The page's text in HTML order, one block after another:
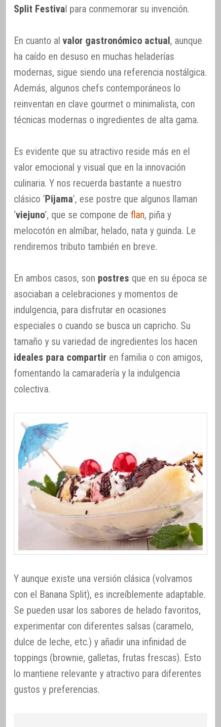
Split Festival para conmemorar su invención.
En cuanto al valor gastronómico actual, aunque
ha caído en desuso en muchas heladerías
modernas, sigue siendo una referencia nostálgica.
Además, algunos chefs contemporáneos lo
reinventan en clave gourmet o minimalista, con
técnicas modernas o ingredientes de alta gama.
Es evidente que su atractivo reside más en el
valor emocional y visual que en la innovación
culinaria. Y nos recuerda bastante a nuestro
clásico ‘Pijama’, ese postre que algunos llaman
‘viejuno’, que se compone de flan, piña y
melocotón en almíbar, helado, nata y guinda. Le
rendiremos tributo también en breve.
En ambos casos, son postres que en su época se
asociaban a celebraciones y momentos de
indulgencia, para disfrutar en ocasiones
especiales o cuando se busca un capricho. Su
tamaño y su variedad de ingredientes los hacen
ideales para compartir en familia o con amigos,
fomentando la camaradería y la indulgencia
colectiva.
Y aunque existe una versión clásica (volvamos
con el Banana Split), es increíblemente adaptable.
Se pueden usar los sabores de helado favoritos,
experimentar con diferentes salsas (caramelo,
dulce de leche, etc.) y añadir una infinidad de
toppings (brownie, galletas, frutas frescas). Esto
lo mantiene relevante y atractivo para diferentes
gustos y preferencias.